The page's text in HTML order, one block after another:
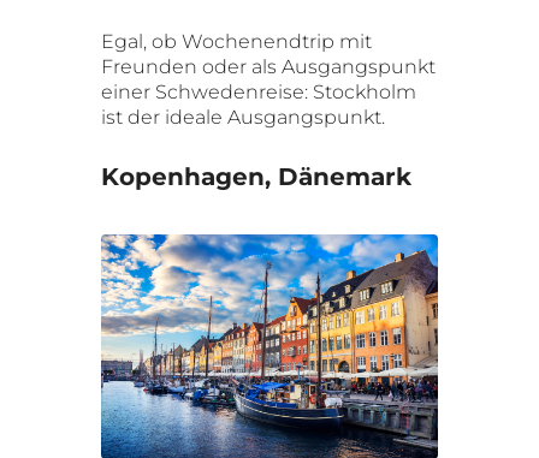
Egal, ob Wochenendtrip mit
Freunden oder als Ausgangspunkt
einer Schwedenreise: Stockholm
ist der ideale Ausgangspunkt.
Kopenhagen, Dänemark